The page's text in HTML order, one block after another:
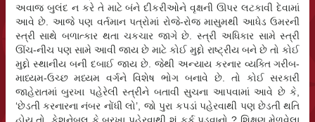
અવાજ બુલંદ ન કરે તે માટે બંને દીકરીઓને વૃક્ષની ઊપર લટકાવી દેવામાં
આવે છે. આજે પણ વર્તમાન પત્રોમાં રોજે-રોજ માસુમથી આધેડ ઉમરની
સ્ત્રી સાથે બળાત્કાર થતા ચકચાર જાગે છે. સ્ત્રી અધિકાર સામે સ્ત્રી
ઊંચ-નીચ પણ સામે આવી જાય છે માટે કોઈ મુદ્દો રાષ્ટ્રીય બને છે તો કોઈ
મુદ્દો સ્થાનીય બની દબાઈ જાય છે. જેથી અન્યાય કરનાર વ્યક્તિ ગરીબ-
માધ્યમ-ઉચ્છ મધ્યમ વર્ગને વિશેષ ભોગ બનાવે છે. તો કોઈ સરકારી
જાહેરાતમાં બુરખા પહેરેલી સ્ત્રીને બતાવી સુચના આપવામાં આવે છે કે,
‘છેડતી કરનારના નંબર નોંધી લો’, જો પુરા કપડાં પહેરવાથી પણ છેડતી થતિ